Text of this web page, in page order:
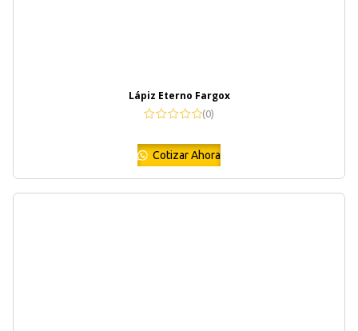
Lápiz Eterno Fargox
(0)
Cotizar Ahora